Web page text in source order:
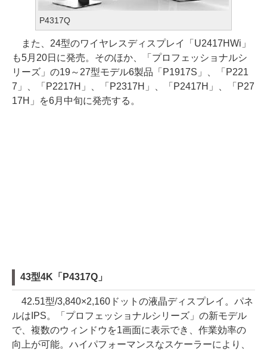
P4317Q
また、24型のワイヤレスディスプレイ「U2417HWi」
も5月20日に発売。そのほか、「プロフェッショナルシ
リーズ」の19～27型モデル6製品「P1917S」、「P221
7」、「P2217H」、「P2317H」、「P2417H」、「P27
17H」を6月中旬に発売する。
43型4K「P4317Q」
42.51型/3,840×2,160ドットの液晶ディスプレイ。パネ
ルはIPS。「プロフェッショナルシリーズ」の新モデル
で、複数のウィンドウを1画面に表示でき、作業効率の
向上が可能。ハイパフォーマンスなスケーラーにより、